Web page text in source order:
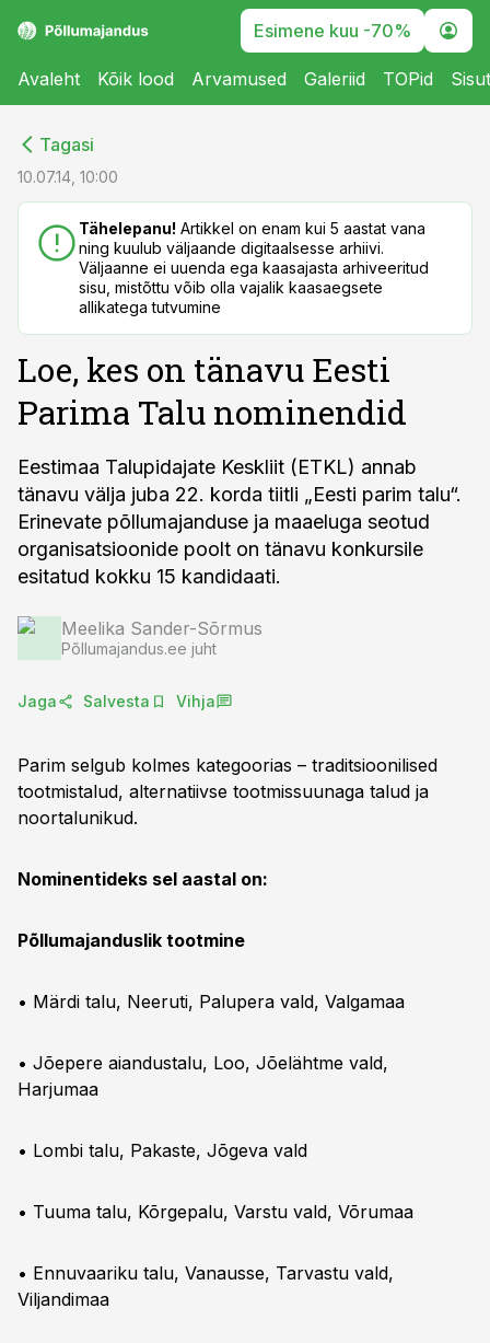
Esimene kuu -70%
Avaleht Kõik lood Arvamused Galeriid TOPid
Tagasi
10.07.14, 10:00
Tähelepanu! Artikkel on enam kui 5 aastat vana
ning kuulub väljaande digitaalsesse arhiivi.
Väljaanne ei uuenda ega kaasajasta arhiveeritud
sisu, mistõttu võib olla vajalik kaasaegsete
allikatega tutvumine
Loe, kes on tänavu Eesti
Parima Talu nominendid
Eestimaa Talupidajate Keskliit (ETKL) annab
tänavu välja juba 22. korda tiitli „Eesti parim talu“.
Erinevate põllumajanduse ja maaeluga seotud
organisatsioonide poolt on tänavu konkursile
esitatud kokku 15 kandidaati.
Meelika Sander-Sõrmus
Põllumajandus.ee juht
Jaga Salvesta Vihja
Parim selgub kolmes kategoorias – traditsioonilised
tootmistalud, alternatiivse tootmissuunaga talud ja
noortalunikud.
Nominentideks sel aastal on:
Põllumajanduslik tootmine
• Märdi talu, Neeruti, Palupera vald, Valgamaa
• Jõepere aiandustalu, Loo, Jõelähtme vald,
Harjumaa
• Lombi talu, Pakaste, Jõgeva vald
• Tuuma talu, Kõrgepalu, Varstu vald, Võrumaa
• Ennuvaariku talu, Vanausse, Tarvastu vald,
Viljandimaa